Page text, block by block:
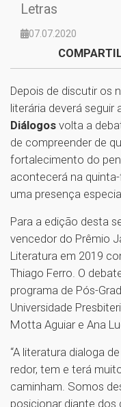
Letras
07.07.2020
Depois de discutir os
literária deverá seguir
Diálogos volta a
de compreender de
fortalecimento do
acontecerá na
uma presença
Para a edição desta
vencedor do Prêmio
Literatura em 2019
Thiago Ferro. O
programa de Pós-
Universidade
Motta Aguiar e Ana
“A literatura dialoga
redor, tem e terá
caminham. Somos
posicionar diante